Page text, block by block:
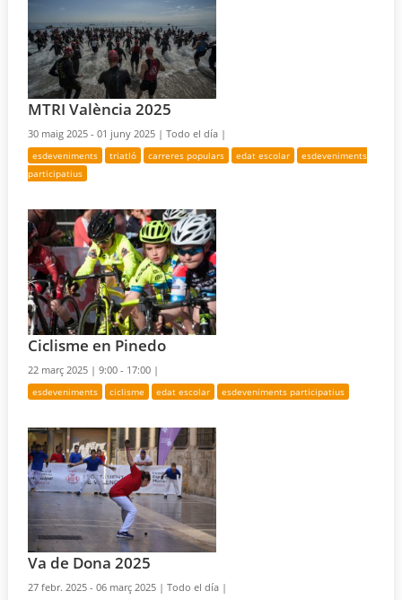
MTRI València 2025
30 maig 2025 - 01 juny 2025 |Todo el día |
esdeveniments triatló carreres populars edat escolar
esdeveniments
participatius
Ciclisme en Pinedo
22 març 2025 |9:00 - 17:00 |
esdeveniments ciclisme edat escolar esdeveniments participatius
Va de Dona 2025
27 febr. 2025 - 06 març 2025 |Todo el día |